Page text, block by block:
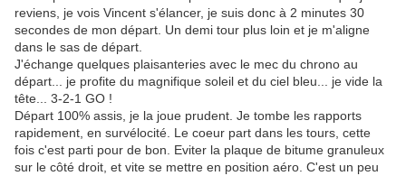
reviens, je vois Vincent s'élancer, je suis donc à 2 minutes 30
secondes de mon départ. Un demi tour plus loin et je m'aligne
dans le sas de départ.
J'échange quelques plaisanteries avec le mec du chrono au
départ... je profite du magnifique soleil et du ciel bleu... je vide la
tête... 3-2-1 GO !
Départ 100% assis, je la joue prudent. Je tombe les rapports
rapidement, en survélocité. Le coeur part dans les tours, cette
fois c'est parti pour de bon. Eviter la plaque de bitume granuleux
sur le côté droit, et vite se mettre en position aéro. C'est un peu